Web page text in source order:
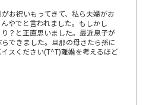
お祝いもってきて、私ら夫婦がお
やでと言われました。もしかし
？と正直思いました。最近息子が
できました。旦那の母さたら孫に
スください(T^T)離婚を考えるほど